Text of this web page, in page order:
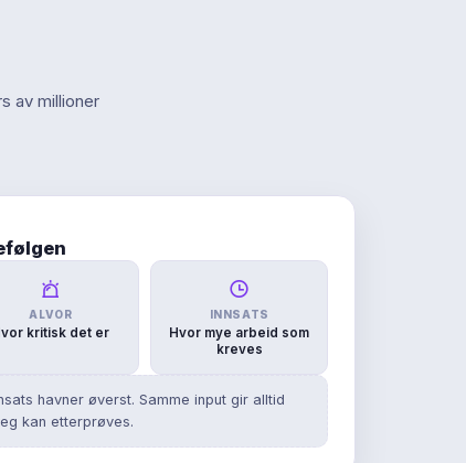
av millioner
ALVOR
kritisk det er
INNSATS
Hvor mye arbeid som
kreves
havner øverst. Samme input gir alltid
kan etterprøves.